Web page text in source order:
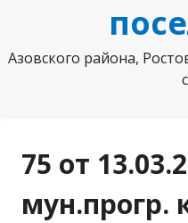
Азовского района,
75 от
мун.прогр.